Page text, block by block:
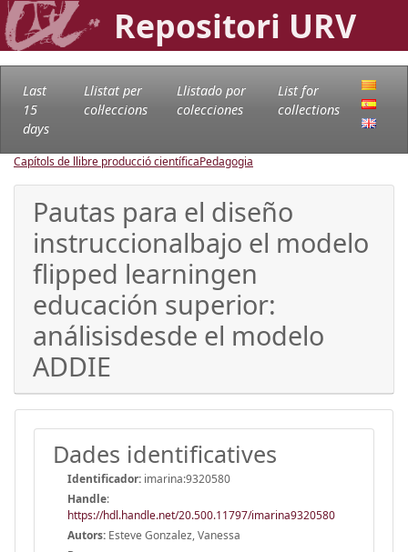
Repositori URV
Last
15
days
Llistat per
col·leccions
Llistado por
colecciones
List for
collections
Capítols de llibre producció científicaPedagogia
Pautas para el diseño
instruccionalbajo el modelo
flipped learningen
educación superior:
análisisdesde el modelo
ADDIE
Dades identificatives
Identificador: imarina:9320580
Handle:
https://hdl.handle.net/20.500.11797/imarina9320580
Autors: Esteve Gonzalez, Vanessa